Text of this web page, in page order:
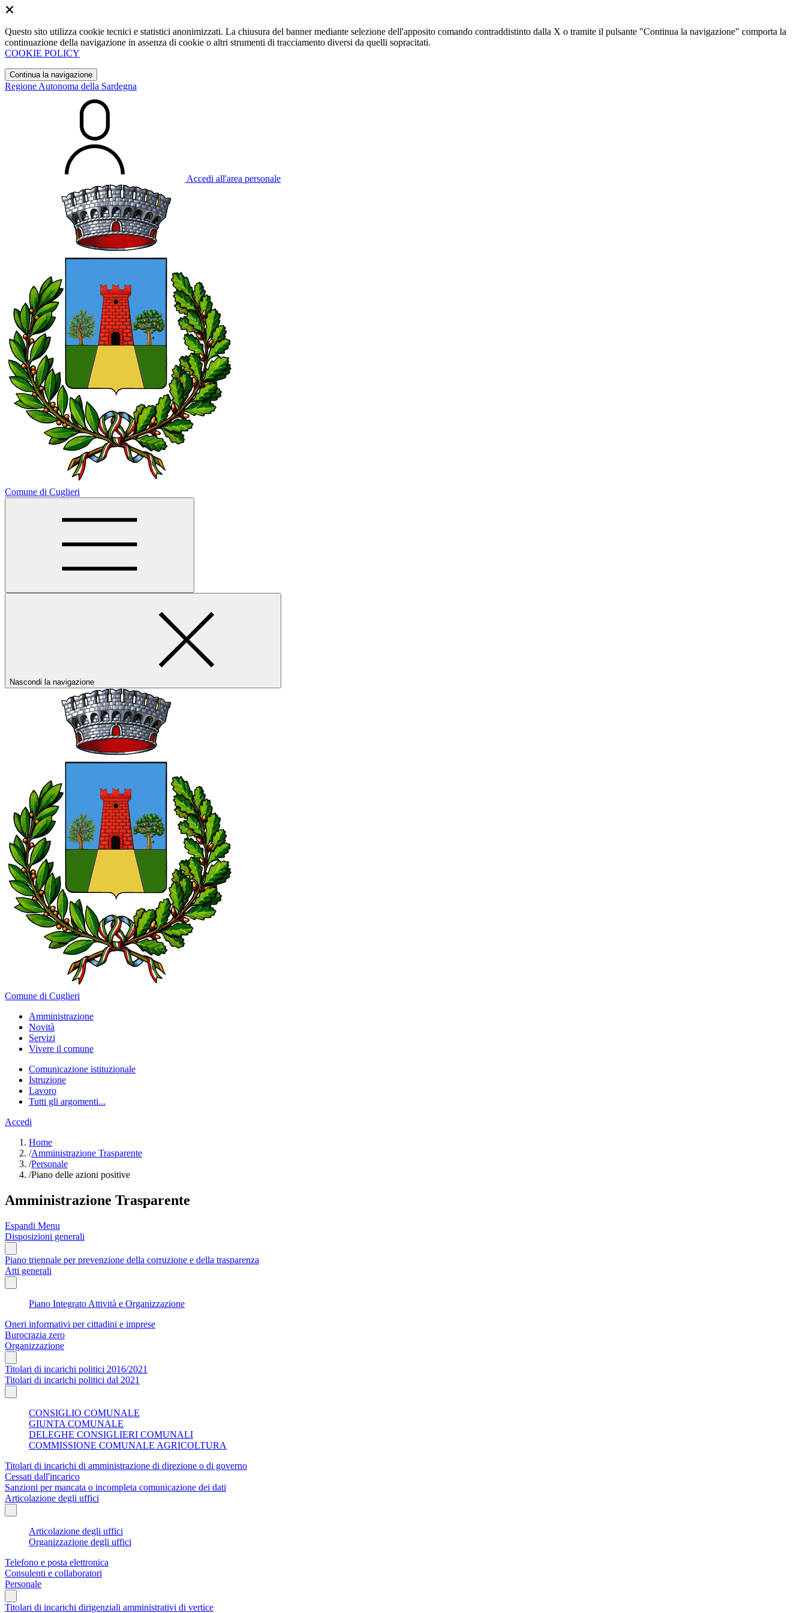
Questo sito utilizza cookie tecnici e statistici anonimizzati. La chiusura del banner mediante selezione dell'apposito comando contraddistinto dalla X o tramite il pulsante "Continua la navigazione" comporta la
continuazione della navigazione in assenza di cookie o altri strumenti di tracciamento diversi da quelli sopracitati.
COOKIE POLICY
Continua la navigazione
Regione Autonoma della Sardegna
Accedi all'area personale
Comune di Cuglieri
Nascondi la navigazione
Comune di Cuglieri
Amministrazione
Novità
Servizi
Vivere il comune
Comunicazione istituzionale
Istruzione
Lavoro
Tutti gli argomenti...
Accedi
Home
/Amministrazione Trasparente
/Personale
/Piano delle azioni positive
Amministrazione Trasparente
Espandi Menu
Disposizioni generali
Piano triennale per prevenzione della corruzione e della trasparenza
Atti generali
Piano Integrato Attività e Organizzazione
Oneri informativi per cittadini e imprese
Burocrazia zero
Organizzazione
Titolari di incarichi politici 2016/2021
Titolari di incarichi politici dal 2021
CONSIGLIO COMUNALE
GIUNTA COMUNALE
DELEGHE CONSIGLIERI COMUNALI
COMMISSIONE COMUNALE AGRICOLTURA
Titolari di incarichi di amministrazione di direzione o di governo
Cessati dall'incarico
Sanzioni per mancata o incompleta comunicazione dei dati
Articolazione degli uffici
Articolazione degli uffici
Organizzazione degli uffici
Telefono e posta elettronica
Consulenti e collaboratori
Personale
Titolari di incarichi dirigenziali amministrativi di vertice